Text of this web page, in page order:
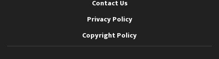
Contact Us
Privacy Policy
Copyright Policy